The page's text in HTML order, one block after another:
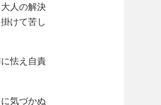
人の解決
けて苦し
怯え自責
気づかぬ